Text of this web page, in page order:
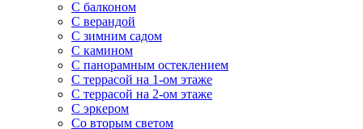
С балконом
С верандой
С зимним садом
С камином
С панорамным остеклением
С террасой на 1-ом этаже
С террасой на 2-ом этаже
С эркером
Со вторым светом